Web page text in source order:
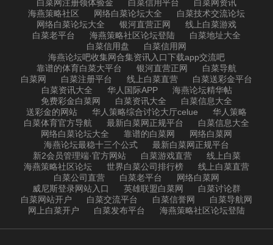
白菜网注册领体验金
白菜信用平台
白菜网资讯
海燕策略社区
网络白菜论坛大全
白菜技术交流论坛
网络白菜论坛大全
银河直营正网
线上白菜游戏
白菜老平台
海燕策略社区论坛登陆
白菜地址大全
白菜信用盘
白菜信用网
海燕论坛吧收集网合集资讯入口下载app交流吧
靠谱的体育白菜大平台
银河直营正网
白菜导航
白菜网
白菜注册平台 线上白菜直营
白菜送彩金平台
白菜资讯大全
华人国际APP
海燕论坛精华帖
免费彩金白菜网
白菜资讯大全
白菜信息大全
送彩金的网站
华人策略综合讨论大厅celue
华人策略
白菜体育官方导航
最新白菜网正规平台
白菜信息大全
网络白菜论坛大全
靠谱的白菜网
网络白菜网
海燕论坛最稳十三个公式
最新白菜网正规平台
新2会员管理端·官方网站
白菜游戏直营
线上白菜
海燕策略社区论坛
世界白菜公司排行榜
线上白菜直营
白菜公司直营
白菜老平台
网络白菜网
威尼斯登录网站入口
英雄联盟白菜网
白菜讨论群
白菜网站开户
白菜交流平台 白菜信誉网
白菜导航网
网上白菜开户
白菜发布平台 海燕策略社区论坛登陆